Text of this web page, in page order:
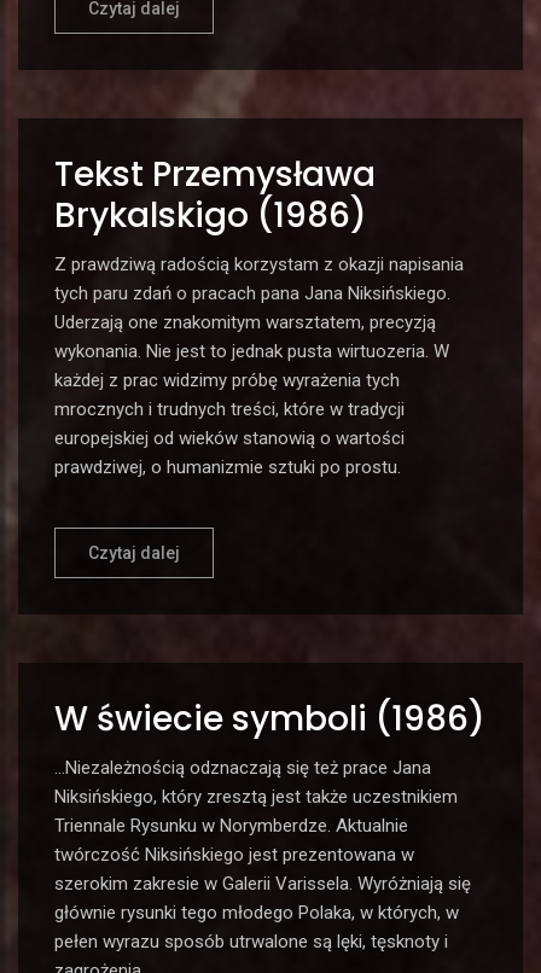
Czytaj dalej
Tekst Przemysława
Brykalskigo (1986)
Z prawdziwą radością korzystam z okazji napisania
tych paru zdań o pracach pana Jana Niksińskiego.
Uderzają one znakomitym warsztatem, precyzją
wykonania. Nie jest to jednak pusta wirtuozeria. W
każdej z prac widzimy próbę wyrażenia tych
mrocznych i trudnych treści, które w tradycji
europejskiej od wieków stanowią o wartości
prawdziwej, o humanizmie sztuki po prostu.
Czytaj dalej
W świecie symboli (1986)
…Niezależnością odznaczają się też prace Jana
Niksińskiego, który zresztą jest także uczestnikiem
Triennale Rysunku w Norymberdze. Aktualnie
twórczość Niksińskiego jest prezentowana w
szerokim zakresie w Galerii Varissela. Wyróżniają się
głównie rysunki tego młodego Polaka, w których, w
pełen wyrazu sposób utrwalone są lęki, tęsknoty i